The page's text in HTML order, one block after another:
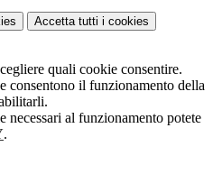
Accetta tutti i cookies
quali cookie consentire.
consentono il funzionamento della
necessari al funzionamento potete
.